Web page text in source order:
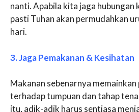
nanti. Apabila kita jaga hubungan
pasti Tuhan akan permudahkan
hari.
3. Jaga Pemakanan & Kesihatan
Makanan sebenarnya
terhadap tumpuan dan tahap
itu, adik-adik harus sentiasa